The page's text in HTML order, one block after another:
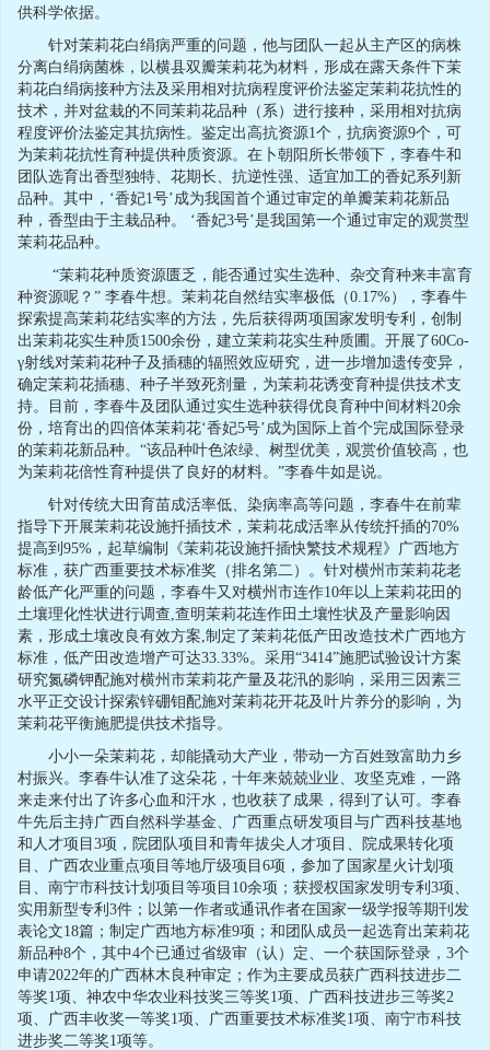
供科学依据。
针对茉莉花白绢病严重的问题，他与团队一起从主产区的病株
分离白绢病菌株，以横县双瓣茉莉花为材料，形成在露天条件下茉
莉花白绢病接种方法及采用相对抗病程度评价法鉴定茉莉花抗性的
技术，并对盆栽的不同茉莉花品种（系）进行接种，采用相对抗病
程度评价法鉴定其抗病性。鉴定出高抗资源1个，抗病资源9个，可
为茉莉花抗性育种提供种质资源。在卜朝阳所长带领下，李春牛和
团队选育出香型独特、花期长、抗逆性强、适宜加工的香妃系列新
品种。其中，‘香妃1号’成为我国首个通过审定的单瓣茉莉花新品
种，香型由于主栽品种。 ‘香妃3号’是我国第一个通过审定的观赏型
茉莉花品种。
“茉莉花种质资源匮乏，能否通过实生选种、杂交育种来丰富育
种资源呢？” 李春牛想。茉莉花自然结实率极低（0.17%），李春牛
探索提高茉莉花结实率的方法，先后获得两项国家发明专利，创制
出茉莉花实生种质1500余份，建立茉莉花实生种质圃。开展了60Co-
γ射线对茉莉花种子及插穗的辐照效应研究，进一步增加遗传变异，
确定茉莉花插穗、种子半致死剂量，为茉莉花诱变育种提供技术支
持。目前，李春牛及团队通过实生选种获得优良育种中间材料20余
份，培育出的四倍体茉莉花‘香妃5号’成为国际上首个完成国际登录
的茉莉花新品种。“该品种叶色浓绿、树型优美，观赏价值较高，也
为茉莉花倍性育种提供了良好的材料。”李春牛如是说。
针对传统大田育苗成活率低、染病率高等问题，李春牛在前辈
指导下开展茉莉花设施扦插技术，茉莉花成活率从传统扦插的70%
提高到95%，起草编制《茉莉花设施扦插快繁技术规程》广西地方
标准，获广西重要技术标准奖（排名第二）。针对横州市茉莉花老
龄低产化严重的问题，李春牛又对横州市连作10年以上茉莉花田的
土壤理化性状进行调查,查明茉莉花连作田土壤性状及产量影响因
素，形成土壤改良有效方案,制定了茉莉花低产田改造技术广西地方
标准，低产田改造增产可达33.33%。采用“3414”施肥试验设计方案
研究氮磷钾配施对横州市茉莉花产量及花汛的影响，采用三因素三
水平正交设计探索锌硼钼配施对茉莉花开花及叶片养分的影响，为
茉莉花平衡施肥提供技术指导。
小小一朵茉莉花，却能撬动大产业，带动一方百姓致富助力乡
村振兴。李春牛认准了这朵花，十年来兢兢业业、攻坚克难，一路
来走来付出了许多心血和汗水，也收获了成果，得到了认可。李春
牛先后主持广西自然科学基金、广西重点研发项目与广西科技基地
和人才项目3项，院团队项目和青年拔尖人才项目、院成果转化项
目、广西农业重点项目等地厅级项目6项，参加了国家星火计划项
目、南宁市科技计划项目等项目10余项；获授权国家发明专利3项、
实用新型专利3件；以第一作者或通讯作者在国家一级学报等期刊发
表论文18篇；制定广西地方标准9项；和团队成员一起选育出茉莉花
新品种8个，其中4个已通过省级审（认）定、一个获国际登录，3个
申请2022年的广西林木良种审定；作为主要成员获广西科技进步二
等奖1项、神农中华农业科技奖三等奖1项、广西科技进步三等奖2
项、广西丰收奖一等奖1项、广西重要技术标准奖1项、南宁市科技
进步奖二等奖1项等。